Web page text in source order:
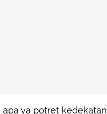
apa ya potret kedekatan